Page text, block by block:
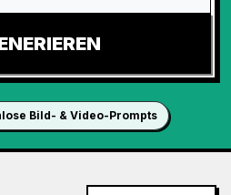
Bild- & Video-Prompts